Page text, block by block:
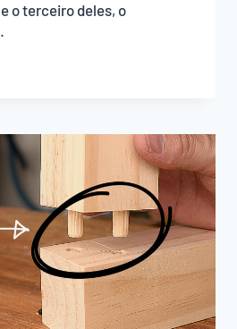
o terceiro deles, o